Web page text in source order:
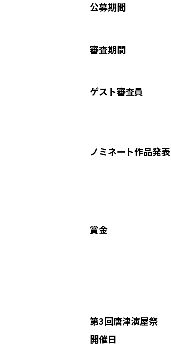
公募期間
審査期間
ゲスト審査員
ノミネート作品発表
賞金
第3回唐津演屋祭
開催日